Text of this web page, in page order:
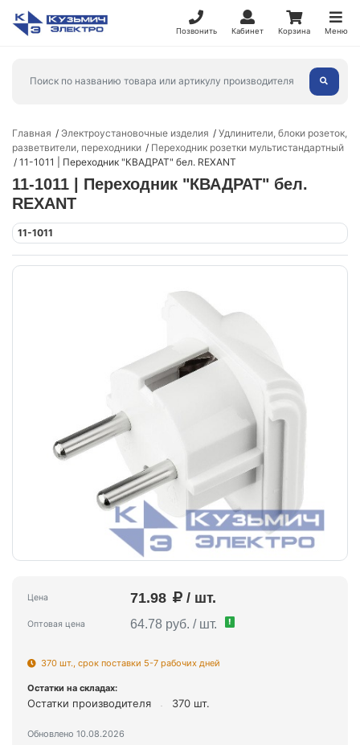
Позвонить Кабинет Корзина Меню
Главная Электроустановочные изделия
Удлинители, блоки розеток,
разветвители, переходники
Переходник розетки мультистандартный
11-1011 | Переходник "КВАДРАТ" бел. REXANT
11-1011 | Переходник "КВАДРАТ" бел.
REXANT
11-1011
Цена 71.98 / шт.
Оптовая цена 64.78 руб. / шт. !
370 шт., срок поставки 5-7 рабочих дней
Остатки на складах:
Остатки производителя 370 шт.
Обновлено 10.08.2026